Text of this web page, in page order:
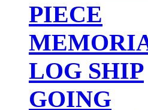
PIECE
LOG SHIP
GOING